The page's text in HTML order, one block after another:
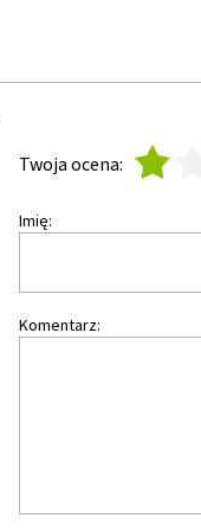
Twoja ocena:
Imię:
Komentarz: